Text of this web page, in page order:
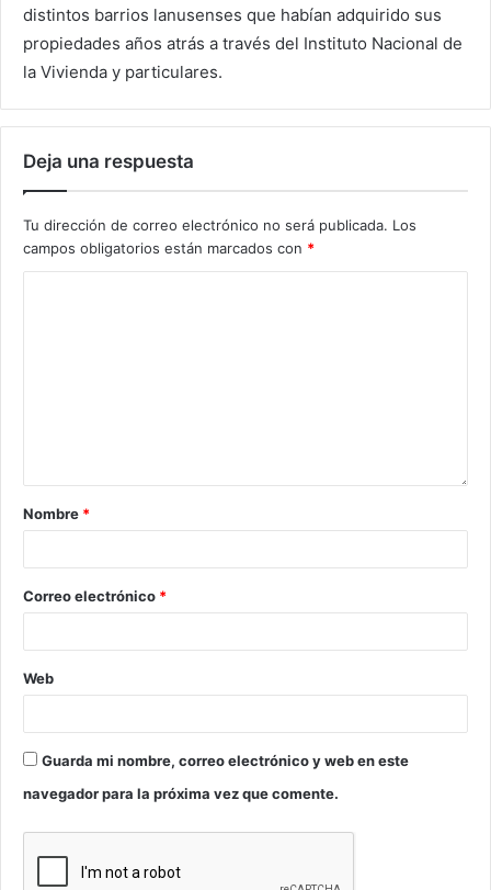
distintos barrios lanusenses que habían adquirido sus
propiedades años atrás a través del Instituto Nacional de
la Vivienda y particulares.
Deja una respuesta
Tu dirección de correo electrónico no será publicada. Los
campos obligatorios están marcados con *
Nombre *
Correo electrónico *
Web
Guarda mi nombre, correo electrónico y web en este
navegador para la próxima vez que comente.